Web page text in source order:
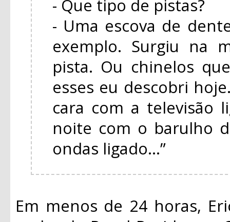
- Que tipo de pistas?
- Uma escova de
exemplo. Surgiu na
pista. Ou chinelos
esses eu descobri
cara com a televisão
noite com o barulho
ondas ligado...”
Em menos de 24 horas,